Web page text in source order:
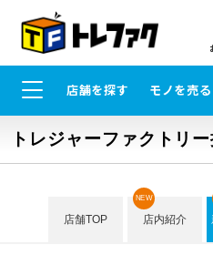
店舗を探す モノを売る
トレジャーファクトリ
店舗TOP 店内紹介
NEW